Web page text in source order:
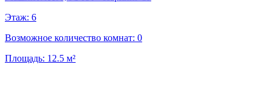
Этаж: 6
Возможное количество комнат: 0
Площадь: 12.5 м²